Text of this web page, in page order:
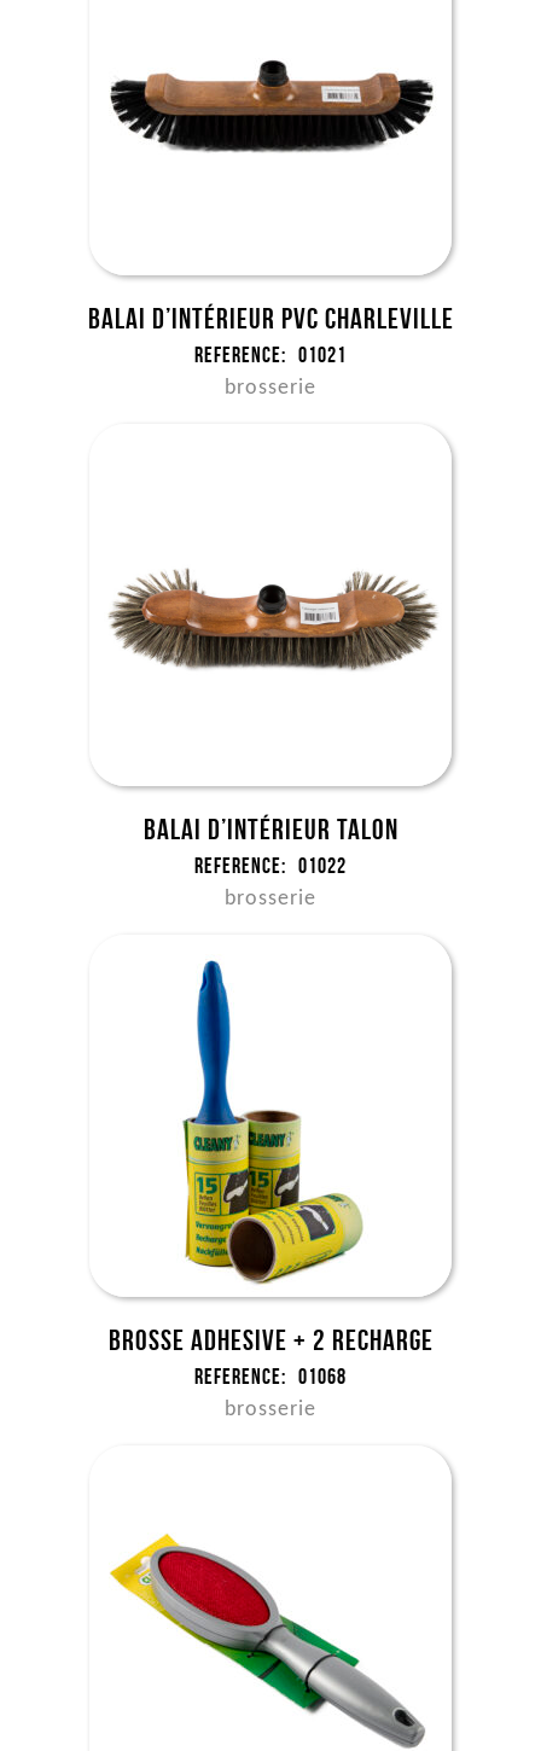
Balai d’intérieur PVC Charleville
Reference: 01021
brosserie
Balai d’intérieur Talon
Reference: 01022
brosserie
Brosse adhesive + 2 recharge
Reference: 01068
brosserie